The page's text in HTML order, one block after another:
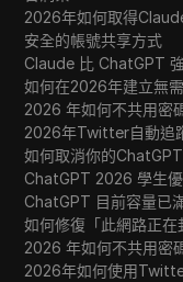
2026年如何取得
安全的帳號共享方式
Claude 比 ChatGPT
如何在2026年建立無
2026 年如何不共用密
2026年Twitter自動追
如何取消你的
ChatGPT 2026 學生
ChatGPT 目前容量已
如何修復「此網路正在
2026 年如何不共用密
2026年如何使用